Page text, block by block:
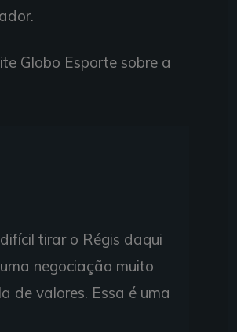
Globo Esporte sobre a
tirar o Régis daqui
negociação muito
de valores. Essa é uma